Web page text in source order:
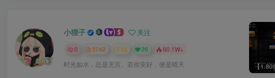
小狸子 关注
0 3742 13 26 60.1W+
时光如水，总是无言。若你安好，便是晴天